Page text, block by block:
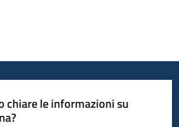
chiare le informazioni su